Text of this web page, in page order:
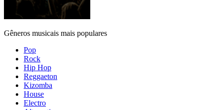
Gêneros musicais mais populares
Pop
Rock
Hip Hop
Reggaeton
Kizomba
House
Electro